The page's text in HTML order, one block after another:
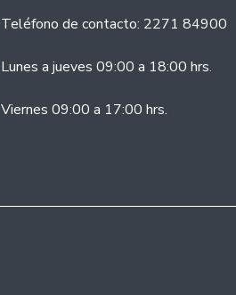
Teléfono de contacto: 2271 84900
Lunes a jueves 09:00 a 18:00 hrs.
Viernes 09:00 a 17:00 hrs.